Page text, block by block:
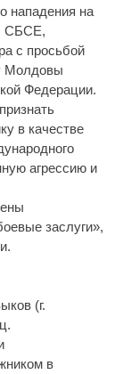
нападения на
СБСЕ,
с просьбой
Молдовы
Федерации.
в качестве
агрессию и
заслуги»,
(г.
в